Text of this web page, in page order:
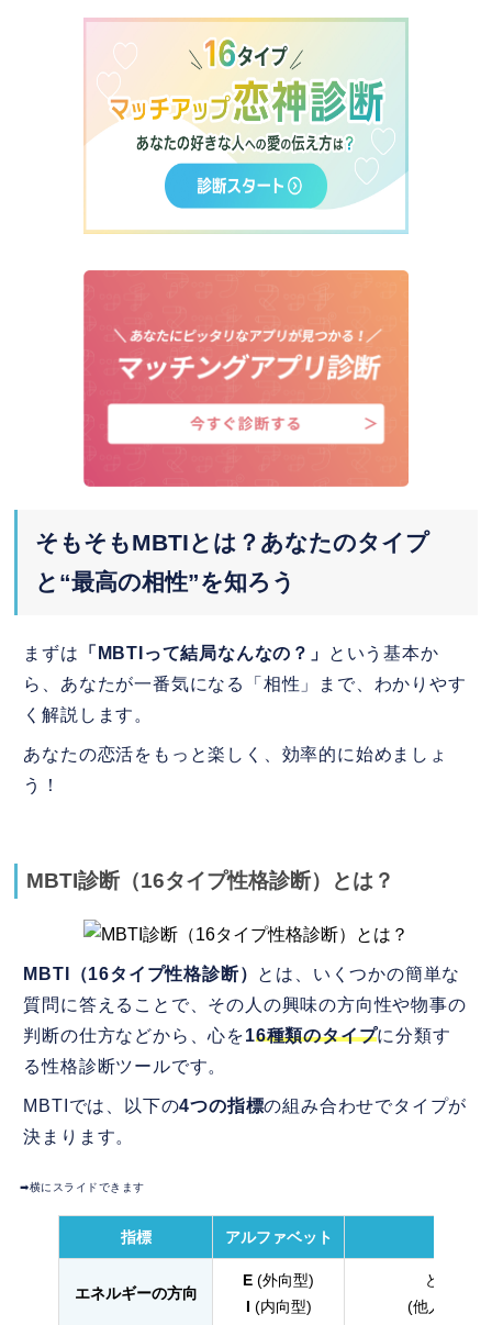
がる！MBTI特化型マッチングアプリ
Pairs｜圧倒的な会員数から「マイタ
グ」で探す出会い
CoCome｜身バレ防止×AI診断！新
感覚のマッチングアプリ
る！MBTIの3ステップ活用術
Step1：プロフィール作成編「この人
ともっと話したい！」と思わせる書き
Step2：メッセージ編「会話が無限に
アプリの疑問と不安
Q1. MBTIだけで相手を判断するのは
Q2. 恋人じゃなくて、MBTIの話がで
きる友達が欲しいんだけど…
Q3. 相手のプロフィールにあるMBTI
と、引かれたり不利になったりしない？
はマッチングアプリに向いてないって本
当？
Q6. MBTIが同じタイプの人とは、一
番相性が良いの？
5.MBTIは最強の武器。自信を持って、内面
で繋がる恋を始めよう！
そもそもMBTIとは？あなたのタイプ
と“最高の相性”を知ろう
まずは 「MBTIって結局なんなの？」
という基本か
ら、あなたが一番気になる「相性」まで、わかりやす
く解説します。
あなたの恋活をもっと楽しく、効率的に始めましょ
う！
MBTI診断（16タイプ性格診断）とは？
MBTI（16タイプ性格診断） とは、いくつかの簡単な
質問に答えることで、その人の興味の方向性や物事の
判断の仕方などから、心を16種類のタイプに分類す
る性格診断ツールです。
MBTIでは、以下の4つの指標の組み合わせでタイプが
決まります。
➡︎横にスライドできます
指標 アルファベット
エネルギーの方向
E (外向型)
I (内向型)
どこから
(他人と関